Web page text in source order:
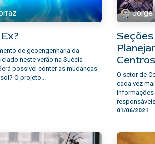
de geoengenharia da
neste verão na Suécia
possível conter as mudanças
O projeto...
Jorge
O setor de
cada vez
informações
01/06/2021